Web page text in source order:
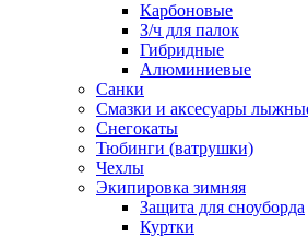
Карбоновые
З/ч для палок
Гибридные
Алюминиевые
Санки
Смазки и аксесуары
Снегокаты
Тюбинги (ватрушки)
Чехлы
Экипировка зимняя
Защита для сноуборда
Куртки